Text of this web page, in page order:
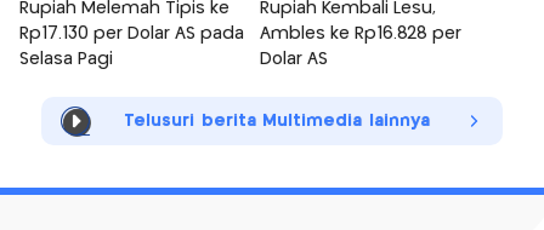
Rupiah Melemah Tipis ke
Rp17.130 per Dolar AS pada
Selasa Pagi
Rupiah Kembali Lesu,
Ambles ke Rp16.828 per
Dolar AS
Telusuri berita Multimedia lainnya